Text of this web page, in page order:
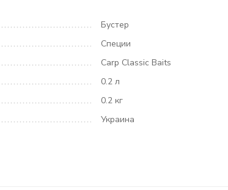
Бустер
Специи
Carp Classic Baits
0.2 л
0.2 кг
Украина